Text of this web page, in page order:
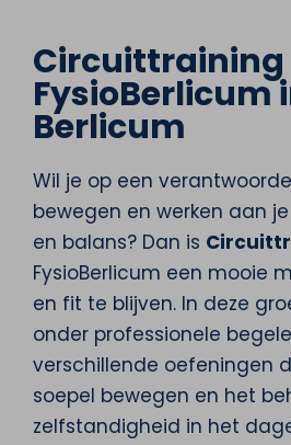
Circuittraining
FysioBerlicum
Berlicum
Wil je op een
bewegen en werken aan
en balans? Dan is
FysioBerlicum een mooie
en fit te blijven. In deze
onder professionele
verschillende oefeningen
soepel bewegen en het
zelfstandigheid in het